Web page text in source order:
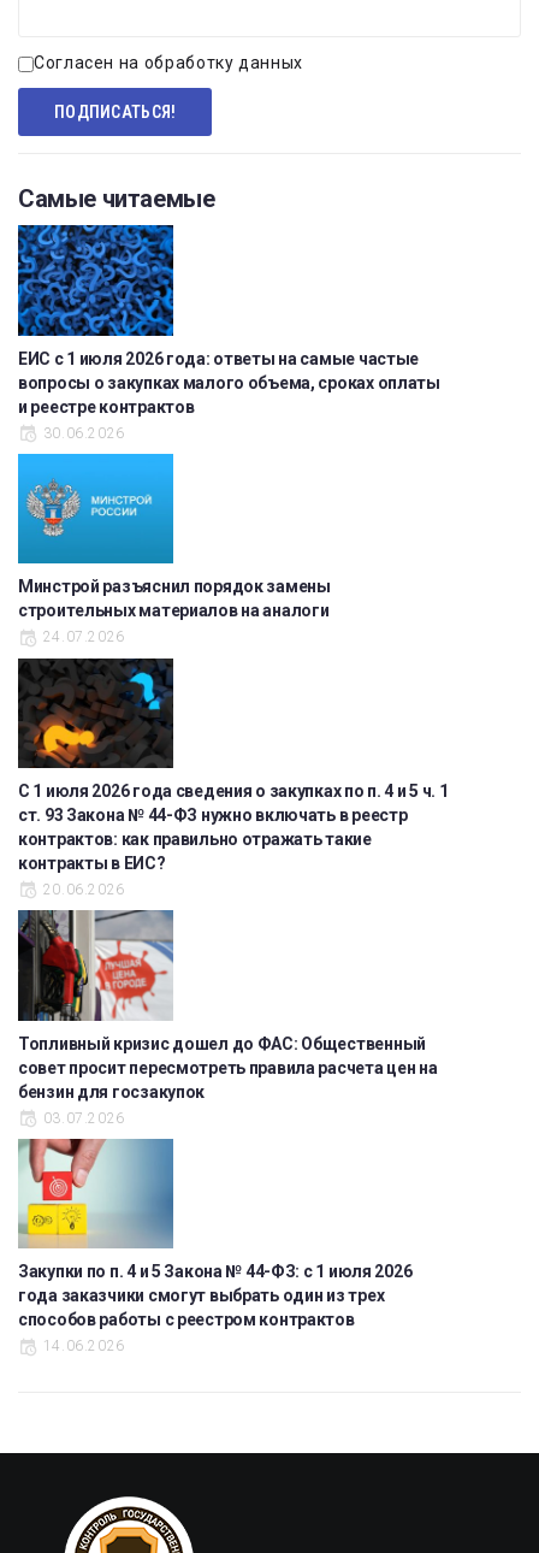
Согласен на обработку данных
Самые читаемые
ЕИС с 1 июля 2026 года: ответы на самые частые
вопросы о закупках малого объема, сроках оплаты
и реестре контрактов
30.06.2026
Минстрой разъяснил порядок замены
строительных материалов на аналоги
24.07.2026
С 1 июля 2026 года сведения о закупках по п. 4 и 5 ч. 1
ст. 93 Закона № 44-ФЗ нужно включать в реестр
контрактов: как правильно отражать такие
контракты в ЕИС?
20.06.2026
Топливный кризис дошел до ФАС: Общественный
совет просит пересмотреть правила расчета цен на
бензин для госзакупок
03.07.2026
Закупки по п. 4 и 5 Закона № 44-ФЗ: с 1 июля 2026
года заказчики смогут выбрать один из трех
способов работы с реестром контрактов
14.06.2026